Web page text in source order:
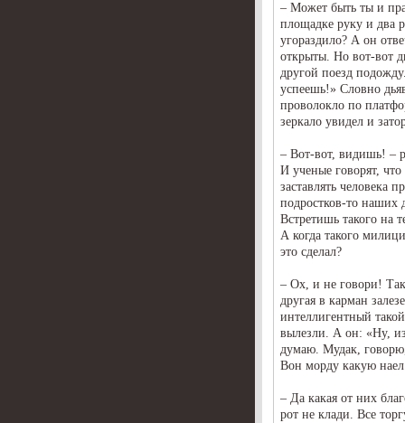
– Может быть ты и
площадке руку и два
угораздило? А он
открыты. Но вот-вот
другой поезд
успеешь!» Словно
проволокло по
зеркало увидел и
– Вот-вот, видишь! –
И ученые говорят, что
заставлять человека
подростков-то наших
Встретишь такого на
А когда такого
это сделал?
– Ох, и не говори!
другая в карман
интеллигентный
вылезли. А он: «Ну,
думаю. Мудак, говорю,
Вон морду какую
– Да какая от них
рот не клади. Все